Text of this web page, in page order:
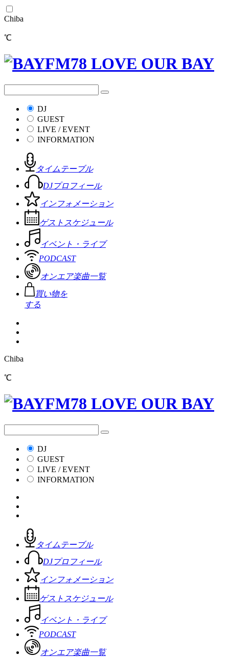
Chiba
℃
DJ
GUEST
LIVE / EVENT
INFORMATION
タイムテーブル
DJプロフィール
インフォメーション
ゲストスケジュール
イベント・ライブ
PODCAST
オンエア楽曲一覧
買い物を
する
Chiba
℃
DJ
GUEST
LIVE / EVENT
INFORMATION
タイムテーブル
DJプロフィール
インフォメーション
ゲストスケジュール
イベント・ライブ
PODCAST
オンエア楽曲一覧